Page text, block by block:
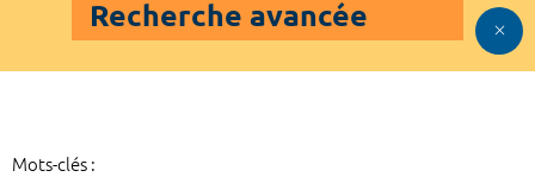
Recherche avancée
Mots-clés :